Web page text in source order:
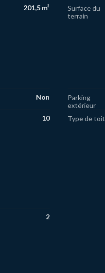
201,5 m²
Surface du
terrain
Non
Parking
extérieur
10 Type de toit
2